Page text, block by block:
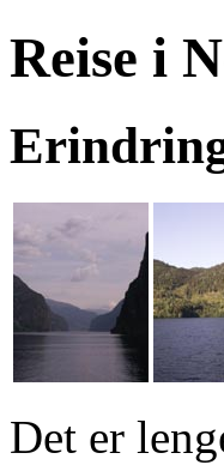
Reise i
Det er